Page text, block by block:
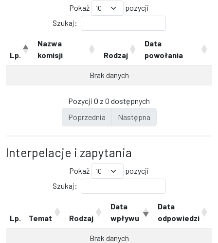
Pokaż
pozycji
Szukaj:
Lp.
Nazwa
komisji
Rodzaj
Data
powołania
Brak danych
Pozycji 0 z 0 dostępnych
Poprzednia
Następna
Interpelacje i zapytania
Pokaż
pozycji
Szukaj:
Lp. Temat Rodzaj
Data
wpływu
Data
odpowiedzi
Brak danych